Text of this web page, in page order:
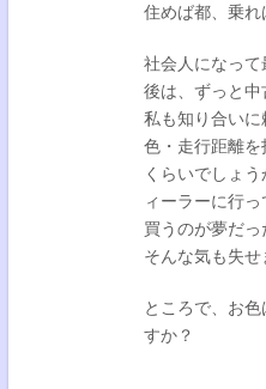
住めば都、乗れ
社会人になって
後は、ずっと中
私も知り合いに
色・走行距離を
くらいでしょ
ィーラーに行
買うのが夢だっ
そんな気も失せ
ところで、お
すか？